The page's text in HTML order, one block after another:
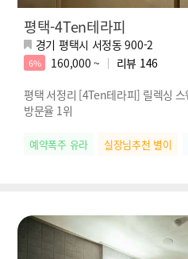
평택-4Ten테라피
경기 평택시 서정동 900-2
6% 160,000 ~ 리뷰 146
평택 서정리 [4Ten테라피] 릴렉싱
방문율 1위
예약폭주 유라 실장님추천 별이